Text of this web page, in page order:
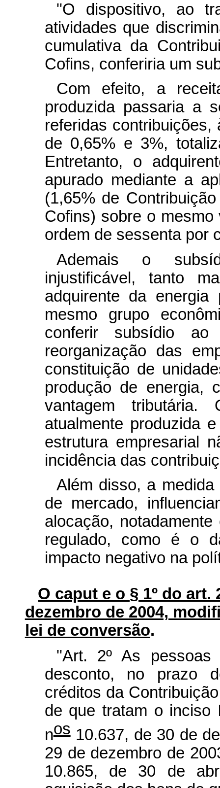
"O dispositivo, ao
atividades que
cumulativa da
Cofins, conferiria um
Com efeito, a
produzida passaria a
referidas
de 0,65% e 3%,
Entretanto, o
apurado mediante a
(1,65% de
Cofins) sobre o
ordem de sessenta por
Ademais o
injustificável, tanto
adquirente da energia
mesmo grupo
conferir subsídio
reorganização das
constituição de
produção de energia,
vantagem tributária.
atualmente produzida
estrutura empresarial
incidência das
Além disso, a
de mercado,
alocação,
regulado, como é o
impacto negativo na
O caput e o § 1º do art.
dezembro de 2004,
lei de conversão.
"Art. 2º As pessoas
desconto, no prazo
créditos da
de que tratam o inciso
nos10.637, de 30 de
29 de dezembro de
10.865, de 30 de